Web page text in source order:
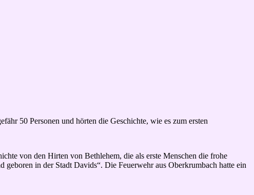
50 Personen und hörten die Geschichte, wie es zum ersten
von den Hirten von Bethlehem, die als erste Menschen die frohe
in der Stadt Davids“. Die Feuerwehr aus Oberkrumbach hatte ein